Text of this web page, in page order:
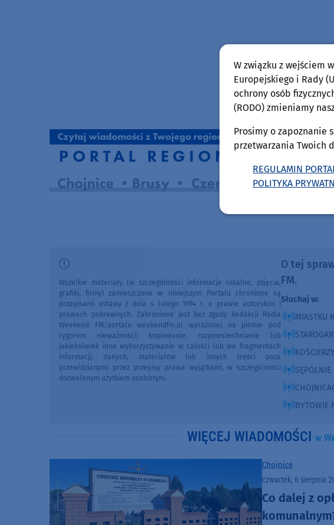
O tej
FM.
Słuchaj w:
MIASTKU
SĘPÓLNIE
BYTOWIE
Wszelkie materiały (w szczególności informacje lokalne, zdjęcia,
grafiki, filmy) zamieszczone w niniejszym Portalu chronione są
przepisami ustawy z dnia 4 lutego 1994 r. o prawie autorskim i
prawach pokrewnych. Zabronione jest bez zgody Redakcji Radia
Weekend FM/portalu weekendfm.pl wyrażonej na piśmie pod
rygorem nieważności: kopiowanie, rozpowszechnianie lub
jakiekolwiek inne wykorzystywanie w całości lub we fragmentach
informacji, danych, materiałów lub innych treści poza
przewidzianymi przez przepisy prawa wyjątkami, w szczególności
dozwolonym użytkiem osobistym.
WIĘCEJ WIADOMOŚCI w
Chojnice
czwartek, 6 sierpnia
Co dalej z
W związku z wejściem
Europejskiego i Rady
ochrony osób
(RODO) zmieniamy
Prosimy o zapoznanie
przetwarzania Twoich
REGULAMIN
POLITYKA